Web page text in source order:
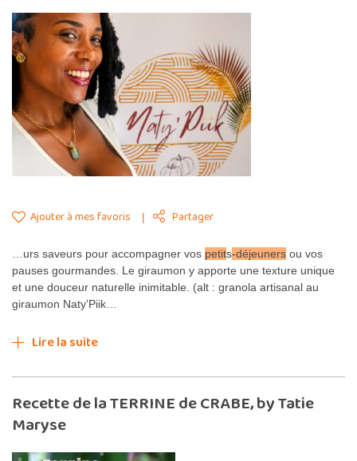
Ajouter à mes favoris Partager
…urs saveurs pour accompagner vos petits-déjeuners ou vos
pauses gourmandes. Le giraumon y apporte une texture unique
et une douceur naturelle inimitable. (alt : granola artisanal au
giraumon Naty’Piik…
Lire la suite
Recette de la TERRINE de CRABE, by Tatie
Maryse